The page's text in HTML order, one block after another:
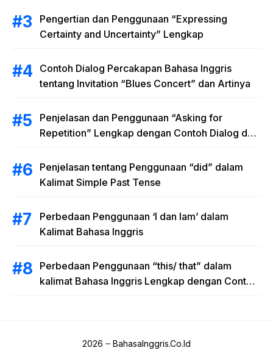
Pengertian dan Penggunaan “Expressing
Certainty and Uncertainty” Lengkap
Contoh Dialog Percakapan Bahasa Inggris
tentang Invitation “Blues Concert” dan Artinya
Penjelasan dan Penggunaan “Asking for
Repetition” Lengkap dengan Contoh Dialog dan
Penjelasan tentang Penggunaan “did” dalam
Kalimat Simple Past Tense
Perbedaan Penggunaan ‘I dan Iam’ dalam
Kalimat Bahasa Inggris
Perbedaan Penggunaan “this/ that” dalam
kalimat Bahasa Inggris Lengkap dengan Contoh
2026 BahasaInggris.Co.Id